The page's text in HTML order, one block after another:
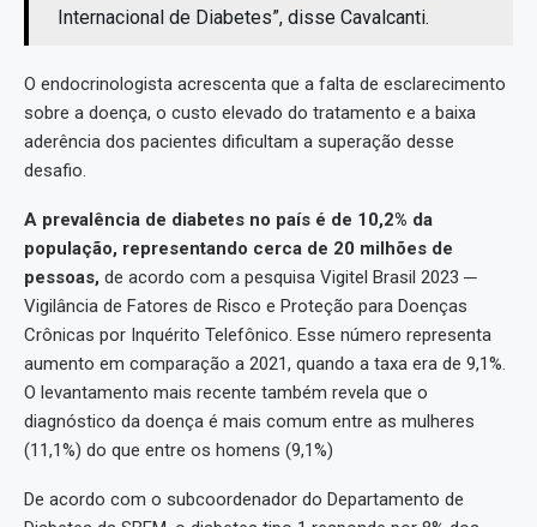
Internacional de Diabetes”, disse Cavalcanti.
O endocrinologista acrescenta que a falta de esclarecimento
sobre a doença, o custo elevado do tratamento e a baixa
aderência dos pacientes dificultam a superação desse
desafio.
A prevalência de diabetes no país é de 10,2% da
população, representando cerca de 20 milhões de
pessoas, de acordo com a pesquisa Vigitel Brasil 2023 ─
Vigilância de Fatores de Risco e Proteção para Doenças
Crônicas por Inquérito Telefônico. Esse número representa
aumento em comparação a 2021, quando a taxa era de 9,1%.
O levantamento mais recente também revela que o
diagnóstico da doença é mais comum entre as mulheres
(11,1%) do que entre os homens (9,1%)
De acordo com o subcoordenador do Departamento de